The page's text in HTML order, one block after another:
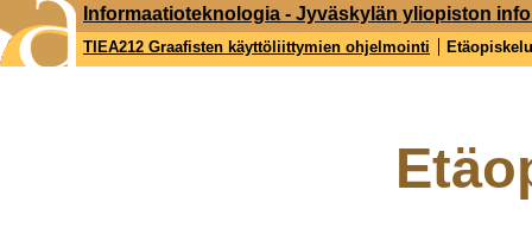
Informaatioteknologia - Jyväskylän yliopiston
TIEA212 Graafisten käyttöliittymien ohjelmointi